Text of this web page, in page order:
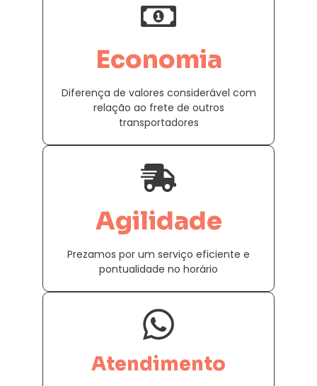
Economia
Diferença de valores considerável com
relação ao frete de outros
transportadores
Agilidade
Prezamos por um serviço eficiente e
pontualidade no horário
Atendimento